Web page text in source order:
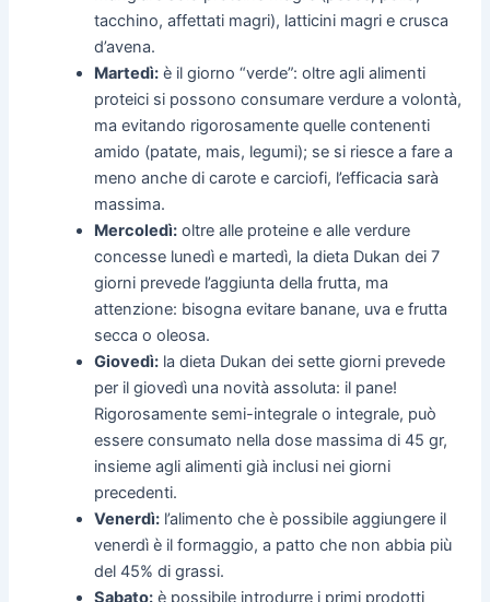
tacchino, affettati magri), latticini magri e crusca
d’avena.
Martedì: è il giorno “verde”: oltre agli alimenti
proteici si possono consumare verdure a volontà,
ma evitando rigorosamente quelle contenenti
amido (patate, mais, legumi); se si riesce a fare a
meno anche di carote e carciofi, l’efficacia sarà
massima.
Mercoledì: oltre alle proteine e alle verdure
concesse lunedì e martedì, la dieta Dukan dei 7
giorni prevede l’aggiunta della frutta, ma
attenzione: bisogna evitare banane, uva e frutta
secca o oleosa.
Giovedì: la dieta Dukan dei sette giorni prevede
per il giovedì una novità assoluta: il pane!
Rigorosamente semi-integrale o integrale, può
essere consumato nella dose massima di 45 gr,
insieme agli alimenti già inclusi nei giorni
precedenti.
Venerdì: l’alimento che è possibile aggiungere il
venerdì è il formaggio, a patto che non abbia più
del 45% di grassi.
Sabato: è possibile introdurre i primi prodotti